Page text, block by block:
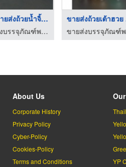
ร้านขายส่งถ้วยน้ำจิ้ ...
ขายส่งบรรจุภัณฑ์พลาสติกอาหาร - ขนม ธนาแพคเกจจิ้ง
ข
ขา
About Us
Corporate History
Privacy Policy
Cyber-Policy
Cookies-Policy
Terms and Conditions
YP